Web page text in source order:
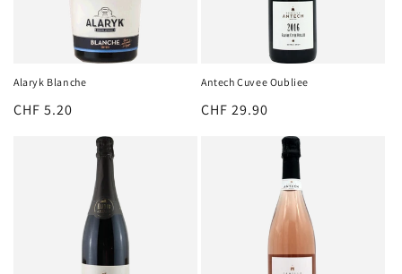
:
Alaryk Blanche
Prix
CHF 5.20
Antech Cuvee Oubliee
Prix
CHF 29.90